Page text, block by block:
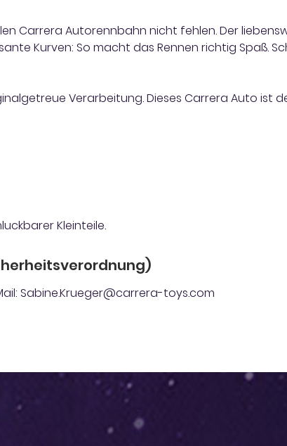
Carrera Autorennbahn nicht fehlen. Der
Kurven: So macht das Rennen richtig Spaß.
Verarbeitung. Dieses Carrera Auto ist
Kleinteile.
Sabine.Krueger@carrera-toys.com